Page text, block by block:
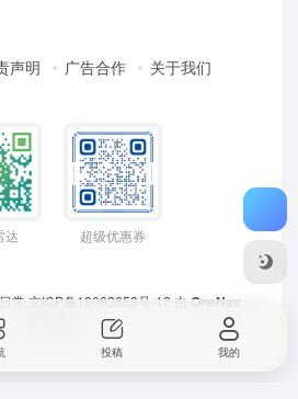
声明 广告合作 关于我们
达 超级优惠券
常 京ICP备18062653号-12 由 OneNav
投稿 我的